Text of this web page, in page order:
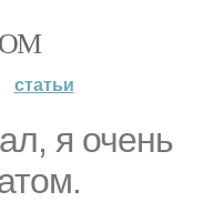
статьи
я очeнь